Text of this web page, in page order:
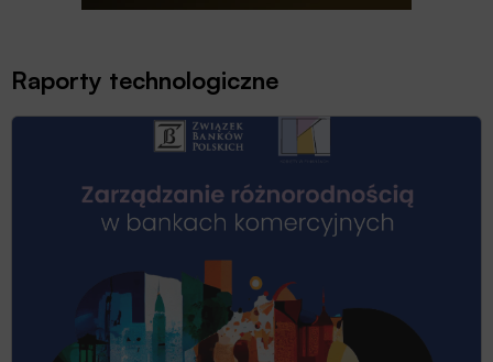
Raporty technologiczne